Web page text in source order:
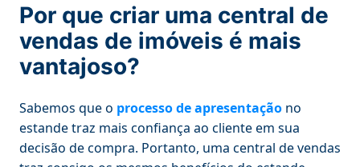
Por que criar uma central de
vendas de imóveis é mais
vantajoso?
Sabemos que o processo de apresentação no
estande traz mais confiança ao cliente em sua
decisão de compra. Portanto, uma central de vendas